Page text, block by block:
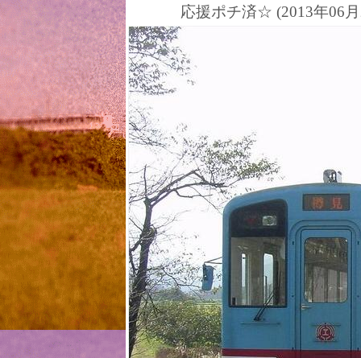
応援ポチ済☆ (2013年06